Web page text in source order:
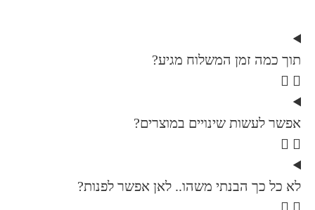
תוך כמה זמן המשלוח מגיע?
אפשר לעשות שינויים במוצרים?
לא כל כך הבנתי משהו.. לאן אפשר לפנות?